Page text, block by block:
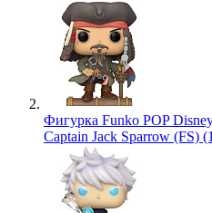
Фигурка Funko POP
Captain Jack Sparrow (FS)